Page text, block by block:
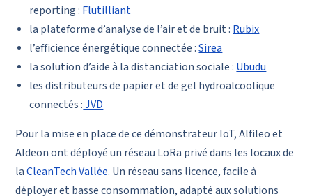
reporting : Flutilliant
la plateforme d’analyse de l’air et de bruit : Rubix
l’efficience énergétique connectée :Sirea
la solution d’aide à la distanciation sociale : Ubudu
les distributeurs de papier et de gel hydroalcoolique
connectés :JVD
Pour la mise en place de ce démonstrateur IoT, Alfileo et
Aldeon ont déployé un réseau LoRa privé dans les locaux de
laCleanTech Vallée. Un réseau sans licence, facile à
déployer et basse consommation, adapté aux solutions